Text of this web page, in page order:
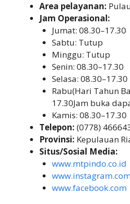
Area pelayanan:
Jam Operasional:
Jumat: 08.30–17.30
Sabtu: Tutup
Minggu: Tutup
Senin: 08.30–17.30
Selasa: 08.30–17.30
Rabu(Hari Tahun
17.30Jam buka
Kamis: 08.30–17.30
Telepon: (0778)
Provinsi: Kepulauan
Situs/Sosial Media:
www.mtpindo.co.id
www.facebook.com